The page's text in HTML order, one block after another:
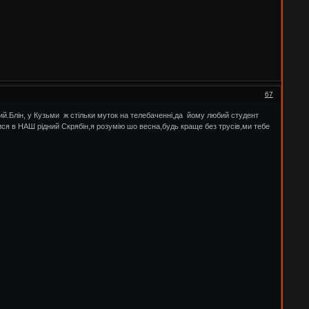
67
у Кузьми ж стільки муток на телебаченні,да йому любий студент
в НАШ рідний Скрябін,я розумію шо весна,будь краще без трусів,ми тебе